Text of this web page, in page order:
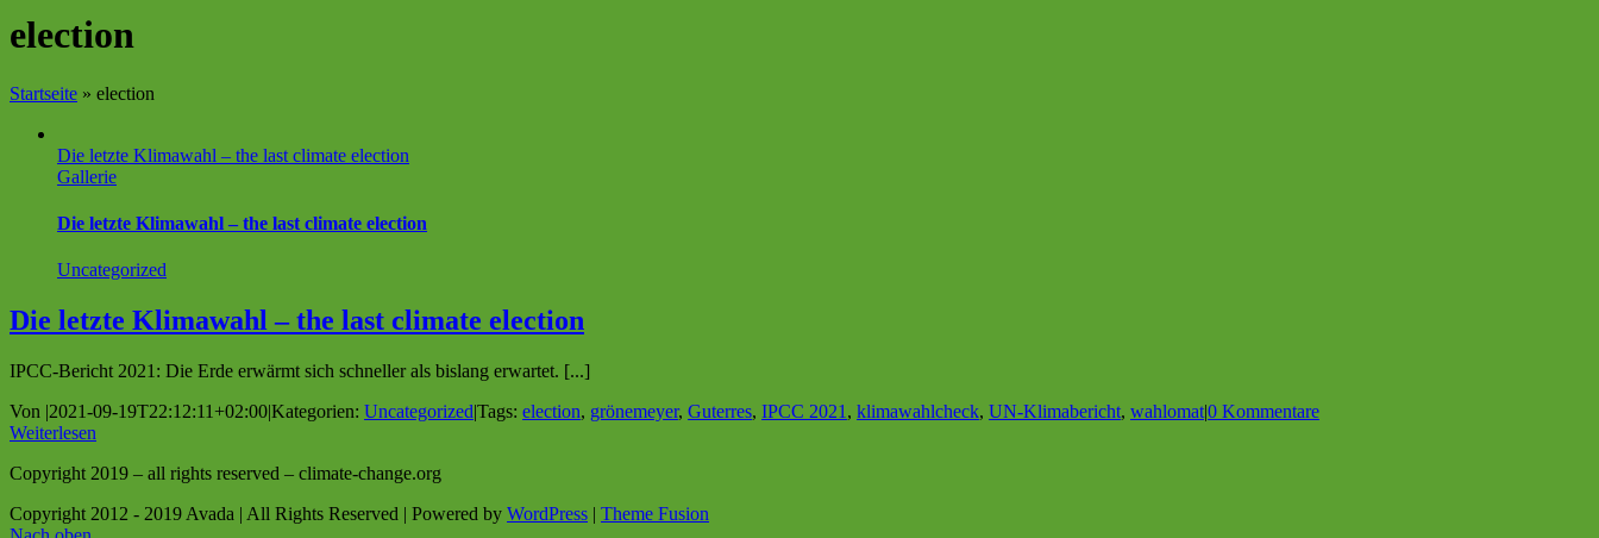
election
Startseite » election
Die letzte Klimawahl – the last climate election
Gallerie
Die letzte Klimawahl – the last climate election
Uncategorized
Die letzte Klimawahl – the last climate election
IPCC-Bericht 2021: Die Erde erwärmt sich schneller als bislang erwartet. [...]
Von |2021-09-19T22:12:11+02:00|Kategorien: Uncategorized|Tags: election, grönemeyer, Guterres, IPCC 2021 , klimawahlcheck, UN-Klimabericht, wahlomat|0 Kommentare
Weiterlesen
Copyright 2019 – all rights reserved – climate-change.org
Copyright 2012 - 2019 Avada | All Rights Reserved | Powered by WordPress | Theme Fusion